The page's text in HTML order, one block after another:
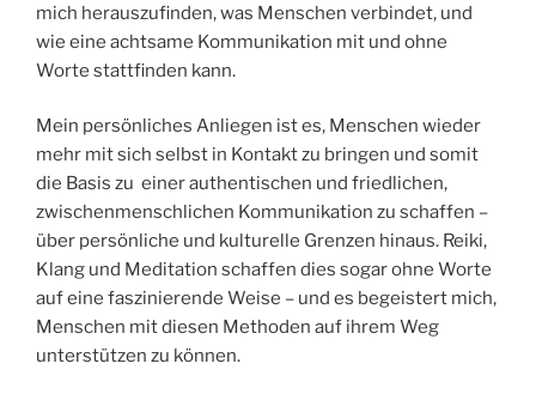
mich herauszufinden, was Menschen verbindet, und
wie eine achtsame Kommunikation mit und ohne
Worte stattfinden kann.
Mein persönliches Anliegen ist es, Menschen wieder
mehr mit sich selbst in Kontakt zu bringen und somit
die Basis zu einer authentischen und friedlichen,
zwischenmenschlichen Kommunikation zu schaffen –
über persönliche und kulturelle Grenzen hinaus. Reiki,
Klang und Meditation schaffen dies sogar ohne Worte
auf eine faszinierende Weise – und es begeistert mich,
Menschen mit diesen Methoden auf ihrem Weg
unterstützen zu können.